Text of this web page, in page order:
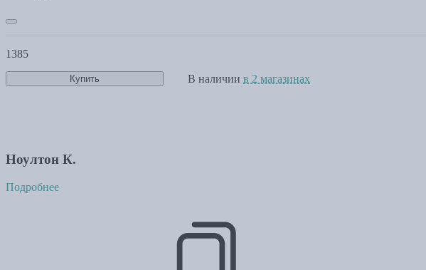
1385
Купить В наличии в 2 магазинах
Ноултон К.
Подробнее